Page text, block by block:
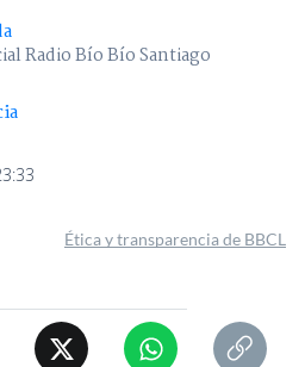
Radio Bío Bío Santiago
Ética y transparencia de BBCL